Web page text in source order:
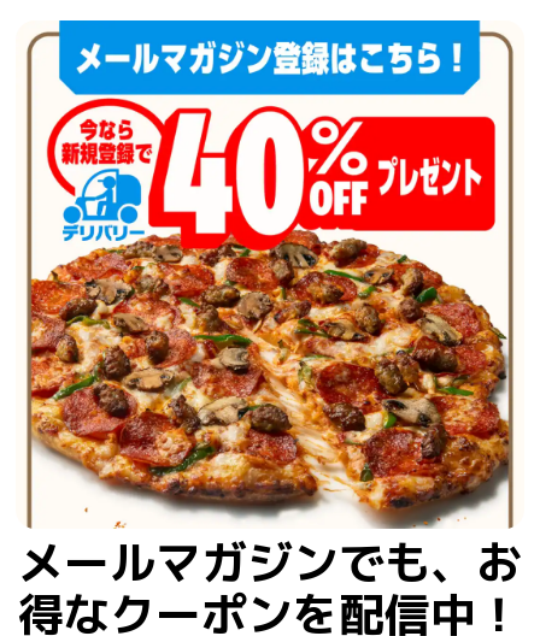
メールマガジンでも、お
得なクーポンを配信中！